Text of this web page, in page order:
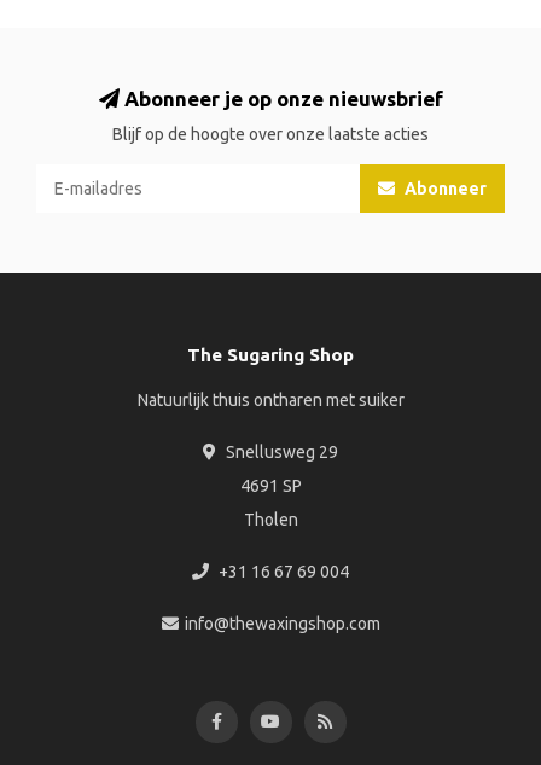
Abonneer je op onze nieuwsbrief
Blijf op de hoogte over onze laatste acties
Abonneer
The Sugaring Shop
Natuurlijk thuis ontharen met suiker
Snellusweg 29
4691 SP
Tholen
+31 16 67 69 004
info@thewaxingshop.com